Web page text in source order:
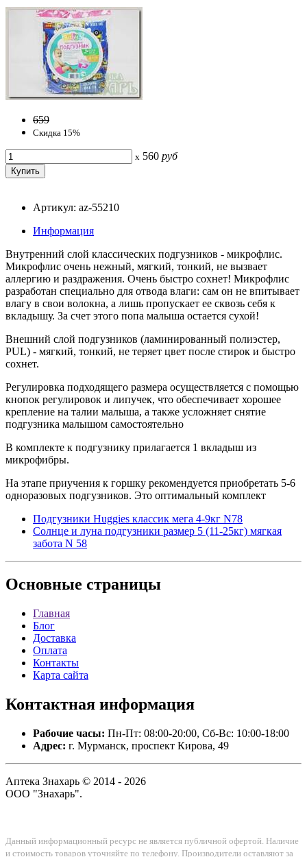
659
Скидка 15%
x 560 руб
Артикул: az-55210
Информация
Внутренний слой классических подгузников - микрофлис.
Микрофлис очень нежный, мягкий, тонкий, не вызвает
аллергию и раздражения. Очень быстро сохнет! Микрофлис
разработан специально для отвода влаги: сам он не впитывает
влагу в свои волокна, а лишь пропускает ее сквозь себя к
вкладышу. За счет этого попа малыша остается сухой!
Внешний слой подгузников (ламинированный полиэстер,
PUL) - мягкий, тонкий, не теряет цвет после стирок и быстро
сохнет.
Регулировка подходящего размера осуществляется с помощью
кнопок регулировок и липучек, что обеспечивает хорошее
крепление на талии малыша, а также усложняет снятие
подгузника малышом самостоятельно
В комплекте к подгузнику прилагается 1 вкладыш из
микрофибры.
На этапе приучения к горшку рекомендуется приобретать 5-6
одноразовых подгузников. Это оптимальный комплект
Подгузники Huggies классик мега 4-9кг N78
Солнце и луна подгузники размер 5 (11-25кг) мягкая
забота N 58
Основные страницы
Главная
Блог
Доставка
Оплата
Контакты
Карта сайта
Контактная информация
Рабочие часы: Пн-Пт: 08:00-20:00, Сб-Вс: 10:00-18:00
Адрес: г. Мурманск, проспект Кирова, 49
Аптека Знахарь © 2014 - 2026
ООО "Знахарь".
Данный информационный ресурс не является публичной офертой. Наличие
и стоимость товаров уточняйте по телефону. Производители оставляют за